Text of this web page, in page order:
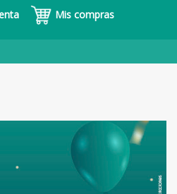
Mis compras